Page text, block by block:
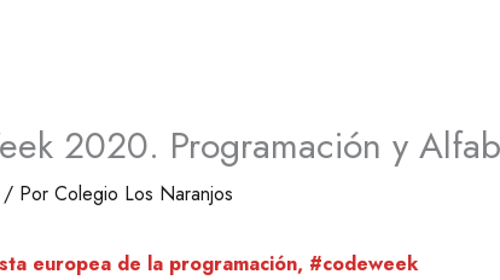
2020. Programación y
Por Colegio Los Naranjos
europea de la programación, #codeweek